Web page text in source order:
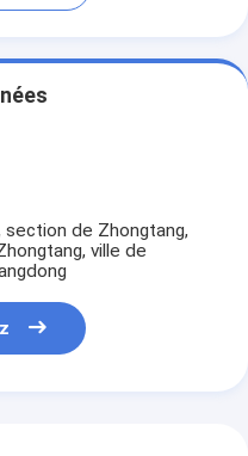
de Zhongtang,
ville de